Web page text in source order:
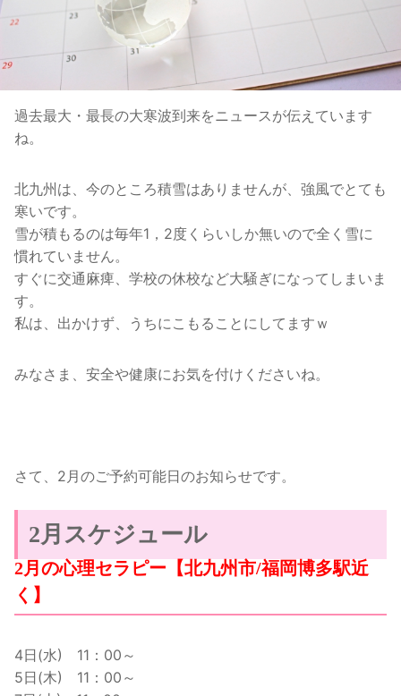
過去最大・最長の大寒波到来をニュースが伝えています
ね。
北九州は、今のところ積雪はありませんが、強風でとても
寒いです。
雪が積もるのは毎年1，2度くらいしか無いので全く雪に
慣れていません。
すぐに交通麻痺、学校の休校など大騒ぎになってしまいま
す。
私は、出かけず、うちにこもることにしてますｗ
みなさま、安全や健康にお気を付けくださいね。
さて、2月のご予約可能日のお知らせです。
2月スケジュール
2月の心理セラピー【北九州市/福岡博多駅近
く】
4日(水) 11：00～
5日(木) 11：00～